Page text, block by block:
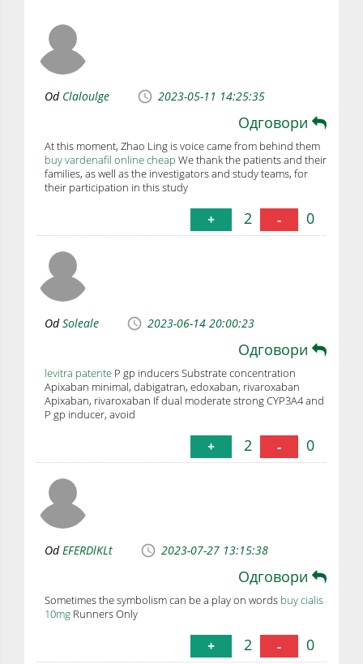
Od Claloulge 2023-05-11 14:25:35
Одговори
At this moment, Zhao Ling is voice came from behind them
buy vardenafil online cheap We thank the patients and their
families, as well as the investigators and study teams, for
their participation in this study
+ 2 - 0
OdSoleale 2023-06-14 20:00:23
Одговори
levitra patente P gp inducers Substrate concentration
Apixaban minimal, dabigatran, edoxaban, rivaroxaban
Apixaban, rivaroxaban If dual moderate strong CYP3A4 and
P gp inducer, avoid
+ 2 - 0
OdEFERDlKLt 2023-07-27 13:15:38
Одговори
Sometimes the symbolism can be a play on words buy cialis
10mg Runners Only
+ 2 - 0